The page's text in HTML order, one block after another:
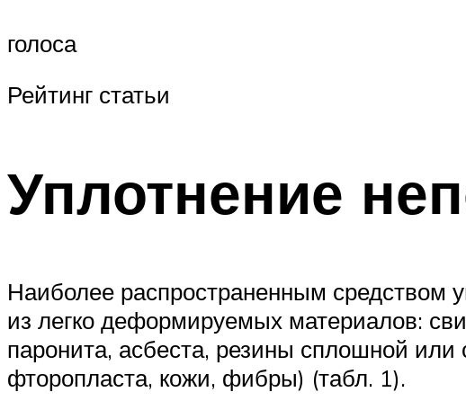
голоса
Рейтинг статьи
Уплотнение
Наиболее распространенным средством
из легко деформируемых материалов:
паронита, асбеста, резины сплошной
фторопласта, кожи, фибры) (табл. 1).